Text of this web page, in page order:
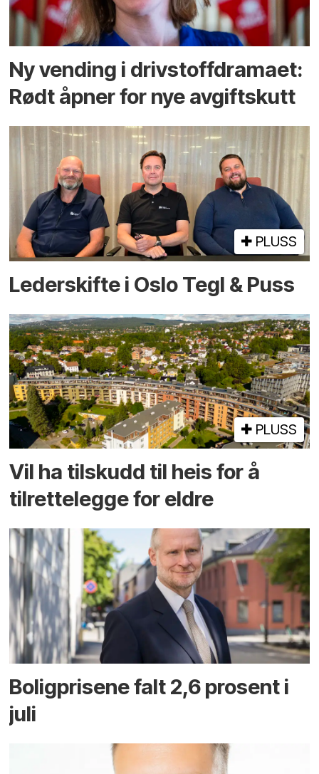
Ny vending i drivstoffdramaet:
Rødt åpner for nye avgiftskutt
PLUSS
Lederskifte i Oslo Tegl & Puss
PLUSS
Vil ha tilskudd til heis for å
tilrettelegge for eldre
Boligprisene falt 2,6 prosent i
juli